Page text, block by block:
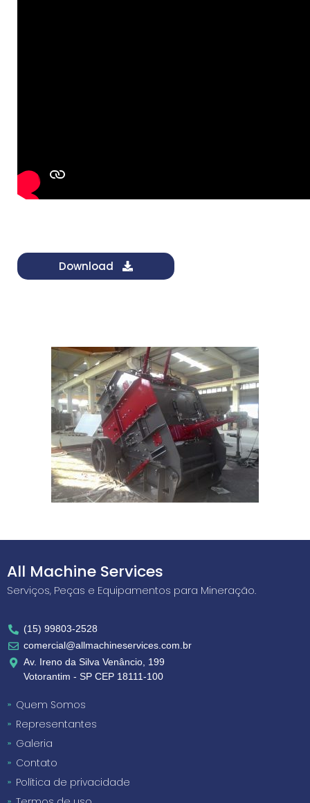
Download
All Machine Services
Serviços, Peças e Equipamentos para Mineração.
(15) 99803-2528
comercial@allmachineservices.com.br
Av. Ireno da Silva Venâncio, 199
Votorantim - SP CEP 18111-100
Quem Somos
Representantes
Galeria
Contato
Política de privacidade